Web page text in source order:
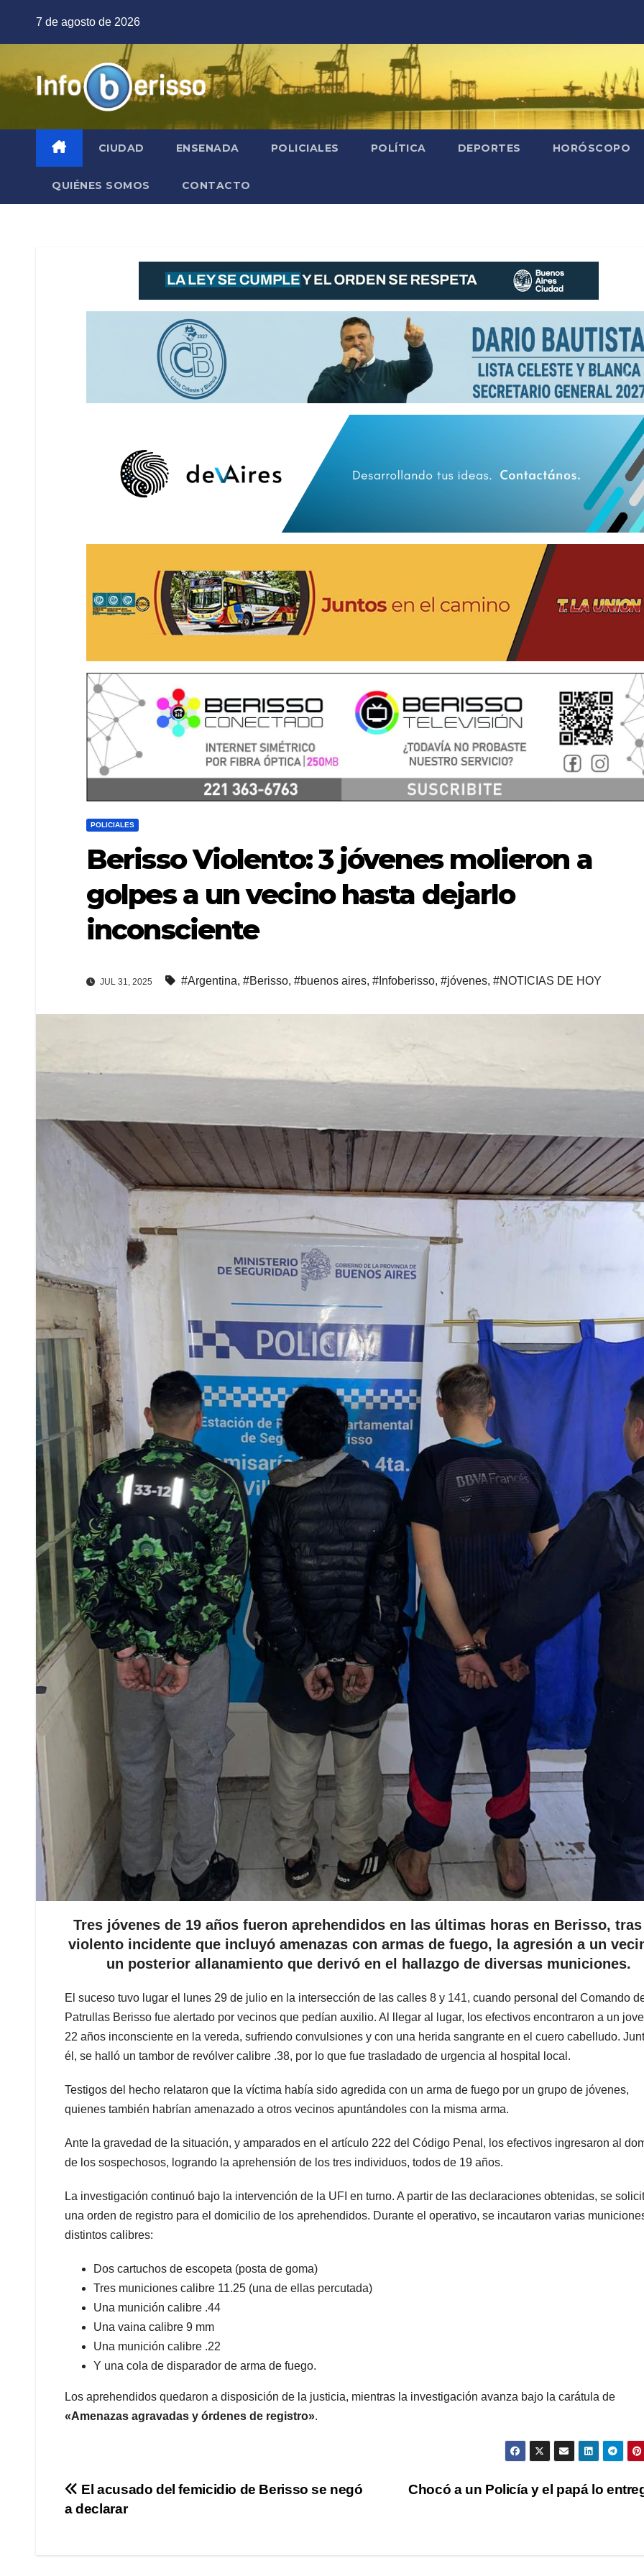
7 de agosto de 2026
CIUDAD ENSENADA POLICIALES POLÍTICA DEPORTES HORÓSCOPO
QUIÉNES SOMOS CONTACTO
POLICIALES
Berisso Violento: 3 jóvenes molieron a
golpes a un vecino hasta dejarlo
inconsciente
JUL 31, 2025 #Argentina, #Berisso, #buenos aires, #Infoberisso, #jóvenes, #NOTICIAS DE HOY
Tres jóvenes de 19 años fueron aprehendidos en las últimas horas en Berisso,
violento incidente que incluyó amenazas con armas de fuego, la agresión a un
un posterior allanamiento que derivó en el hallazgo de diversas municiones.
El suceso tuvo lugar el lunes 29 de julio en la intersección de las calles 8 y 141, cuando personal del Comando
Patrullas Berisso fue alertado por vecinos que pedían auxilio. Al llegar al lugar, los efectivos encontraron a un
22 años inconsciente en la vereda, sufriendo convulsiones y con una herida sangrante en el cuero cabelludo.
él, se halló un tambor de revólver calibre .38, por lo que fue trasladado de urgencia al hospital local.
Testigos del hecho relataron que la víctima había sido agredida con un arma de fuego por un grupo de jóvenes,
quienes también habrían amenazado a otros vecinos apuntándoles con la misma arma.
Ante la gravedad de la situación, y amparados en el artículo 222 del Código Penal, los efectivos ingresaron al
de los sospechosos, logrando la aprehensión de los tres individuos, todos de 19 años.
La investigación continuó bajo la intervención de la UFI en turno. A partir de las declaraciones obtenidas, se
una orden de registro para el domicilio de los aprehendidos. Durante el operativo, se incautaron varias
distintos calibres:
Dos cartuchos de escopeta (posta de goma)
Tres municiones calibre 11.25 (una de ellas percutada)
Una munición calibre .44
Una vaina calibre 9 mm
Una munición calibre .22
Y una cola de disparador de arma de fuego.
Los aprehendidos quedaron a disposición de la justicia, mientras la investigación avanza bajo la carátula de
«Amenazas agravadas y órdenes de registro».
Navegación
Chocó a un Policía y el papá lo
El acusado del femicidio de Berisso se negó
a declarar